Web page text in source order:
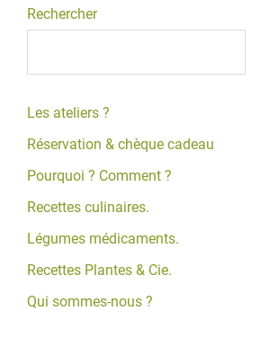
Rechercher
Les ateliers ?
Réservation & chèque cadeau
Pourquoi ? Comment ?
Recettes culinaires.
Légumes médicaments.
Recettes Plantes & Cie.
Qui sommes-nous ?